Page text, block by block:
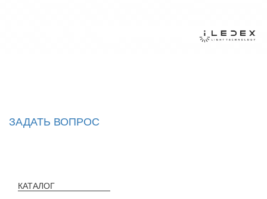
ЗАДАТЬ ВОПРОС
КАТАЛОГ